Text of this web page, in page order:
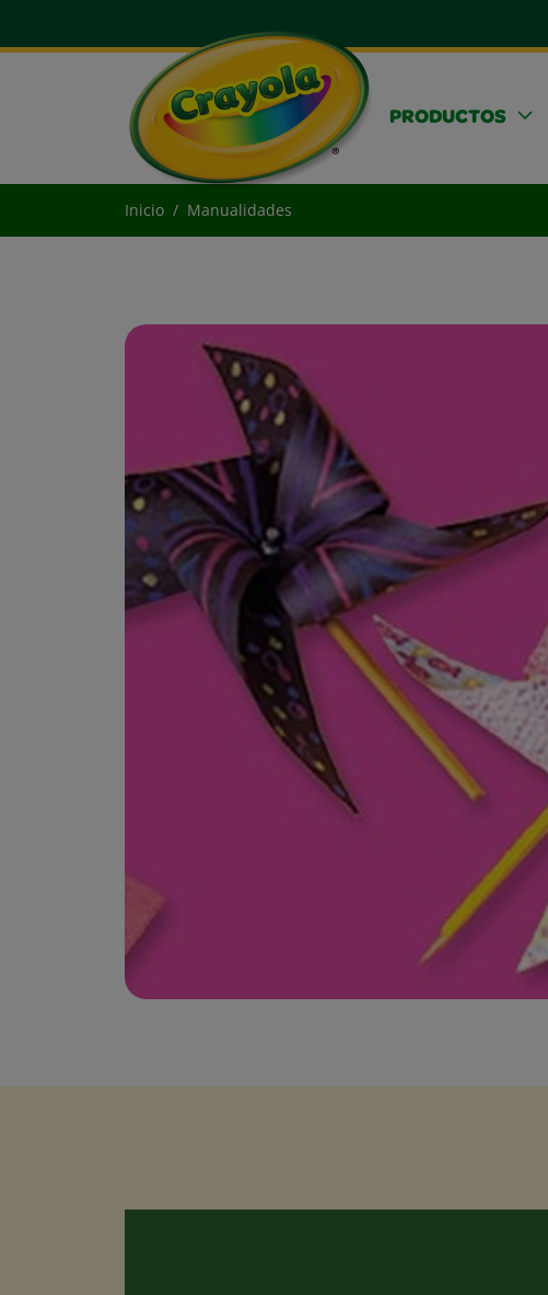
PRODUCTOS
Inicio Manualidades